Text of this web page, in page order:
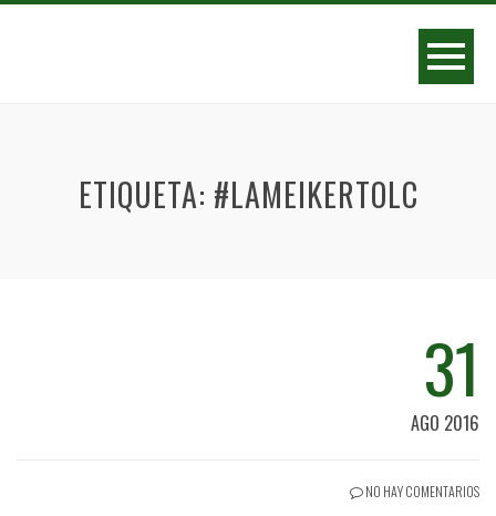
ETIQUETA: #LAMEIKERTOLC
31
AGO 2016
NO HAY COMENTARIOS